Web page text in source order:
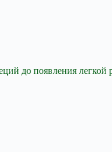
до появления легкой